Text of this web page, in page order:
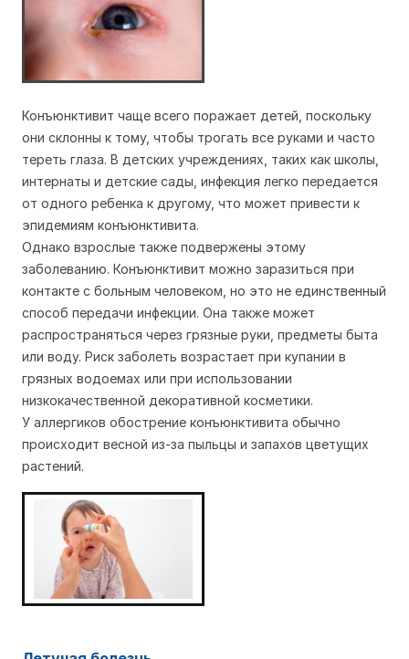
Конъюнктивит чаще всего поражает детей, поскольку
они склонны к тому, чтобы трогать все руками и часто
тереть глаза. В детских учреждениях, таких как школы,
интернаты и детские сады, инфекция легко передается
от одного ребенка к другому, что может привести к
эпидемиям конъюнктивита.
Однако взрослые также подвержены этому
заболеванию. Конъюнктивит можно заразиться при
контакте с больным человеком, но это не единственный
способ передачи инфекции. Она также может
распространяться через грязные руки, предметы быта
или воду. Риск заболеть возрастает при купании в
грязных водоемах или при использовании
низкокачественной декоративной косметики.
У аллергиков обострение конъюнктивита обычно
происходит весной из-за пыльцы и запахов цветущих
растений.